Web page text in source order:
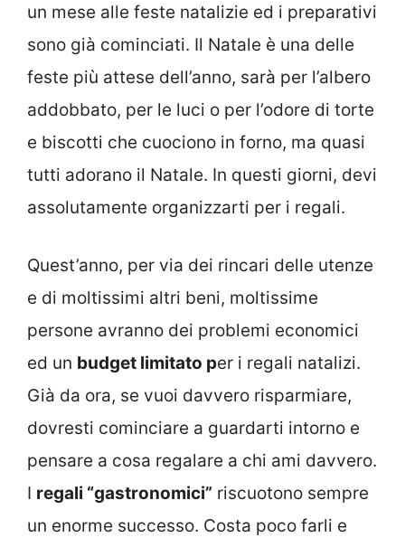
un mese alle feste natalizie ed i preparativi
sono già cominciati. Il Natale è una delle
feste più attese dell’anno, sarà per l’albero
addobbato, per le luci o per l’odore di torte
e biscotti che cuociono in forno, ma quasi
tutti adorano il Natale. In questi giorni, devi
assolutamente organizzarti per i regali.
Quest’anno, per via dei rincari delle utenze
e di moltissimi altri beni, moltissime
persone avranno dei problemi economici
ed un budget limitato per i regali natalizi.
Già da ora, se vuoi davvero risparmiare,
dovresti cominciare a guardarti intorno e
pensare a cosa regalare a chi ami davvero.
I regali “gastronomici” riscuotono sempre
un enorme successo. Costa poco farli e